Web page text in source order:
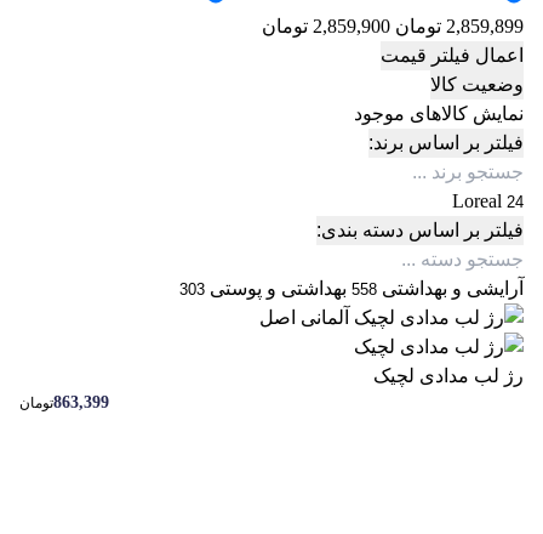
2,859,899 تومان
2,859,900 تومان
اعمال فیلتر قیمت
وضعیت کالا
نمایش کالاهای موجود
فیلتر بر اساس برند:
Loreal 24
فیلتر بر اساس دسته بندی:
آرایشی و بهداشتی 558 بهداشتی و پوستی 303
رژ لب مدادی لچیک
863,399تومان